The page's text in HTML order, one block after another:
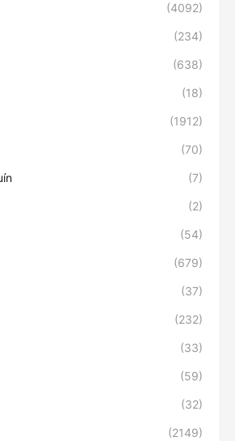
(4092)
(234)
(638)
(18)
(1912)
(70)
(7)
(2)
(54)
(679)
(37)
(232)
(33)
(59)
(32)
(2149)